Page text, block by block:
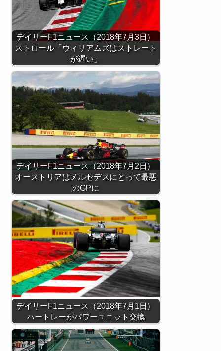
デイリーF1ニュース（2018年7月3日）
ストロール「ウィリアムズはストレート
が遅い」
デイリーF1ニュース（2018年7月2日）
オーストリアはメルセデスにとって最悪
のGPに
デイリーF1ニュース（2018年7月1日）
ハートレーがパワーユニット交換